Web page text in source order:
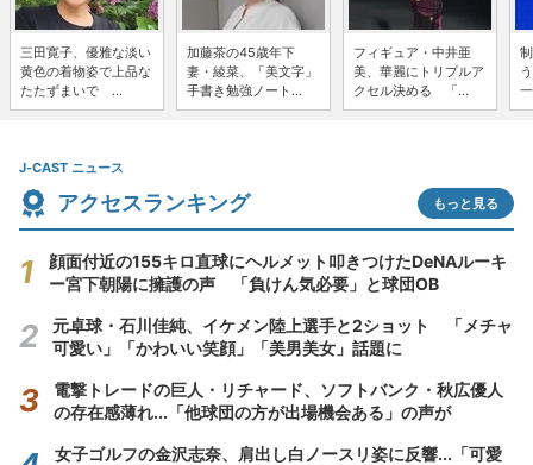
三田寛子、優雅な淡い
黄色の着物姿で上品な
たたずまいで ...
加藤茶の45歳年下
妻・綾菜、「美文字」
手書き勉強ノート...
フィギュア・中井亜
美、華麗にトリプルア
クセル決める 「...
J-CAST ニュース
アクセスランキング もっと見る
顔面付近の155キロ直球にヘルメット叩きつけたDeNAルーキ
ー宮下朝陽に擁護の声 「負けん気必要」と球団OB
元卓球・石川佳純、イケメン陸上選手と2ショット 「メチャ
可愛い」「かわいい笑顔」「美男美女」話題に
電撃トレードの巨人・リチャード、ソフトバンク・秋広優人
の存在感薄れ...「他球団の方が出場機会ある」の声が
女子ゴルフの金沢志奈、肩出し白ノースリ姿に反響...「可愛